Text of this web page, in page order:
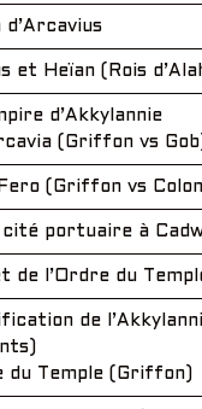
Heïan (Rois
d’Akkylannie
(Griffon vs Gob)
(Griffon vs
portuaire à
de l’Ordre du
de
du Temple (Griffon)